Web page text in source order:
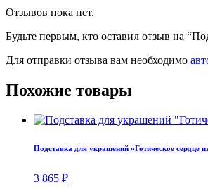
Отзывов пока нет.
Будьте первым, кто оставил отзыв на
Для отправки отзыва вам необходимо
Похожие товары
Подставка для украшений «Готическое сердце
3 865 ₽